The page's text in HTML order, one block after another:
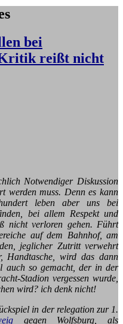
bei
Kritik reißt nicht
Notwendiger Diskussion
werden muss. Denn es kann
leben aber uns bei
bei allem Respekt und
nicht verloren gehen. Führt
auf dem Bahnhof, am
jeglicher Zutritt verwehrt
Handtasche, wird das dann
auch so gemacht, der in der
Stadion vergessen wurde,
wird? ich denk nicht!
in der relegation zur 1.
gegen Wolfsburg, als